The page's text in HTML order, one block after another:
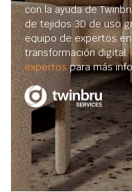
con la ayuda de
de tejidos 3D de uso
equipo de expertos
transformación digital.
expertos para más